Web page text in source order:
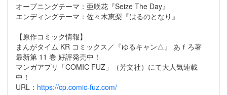
オープニングテーマ：亜咲花『Seize The Day』
エンディングテーマ：佐々木恵梨『はるのとなり』
【原作コミック情報】
まんがタイム KR コミックス／『ゆるキャン△』 あｆろ著
最新第 11 巻 好評発売中！
マンガアプリ「COMIC FUZ」（芳文社）にて大人気連載
中！
URL： https://cp.comic-fuz.com/